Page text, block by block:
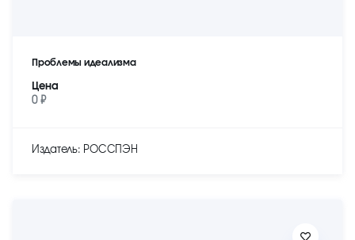
Проблемы идеализма
Цена
0 ₽
Издатель: РОССПЭН